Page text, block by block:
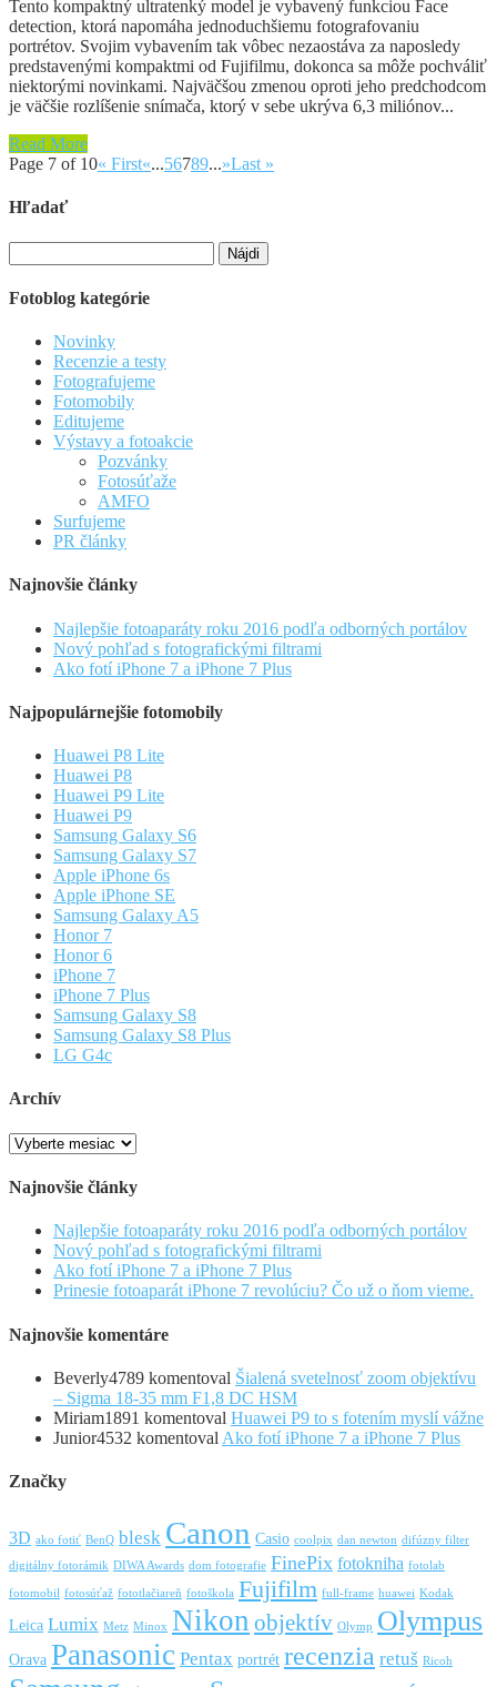
Tento kompaktný ultratenký model je vybavený funkciou Face
detection, ktorá napomáha jednoduchšiemu fotografovaniu
portrétov. Svojim vybavením tak vôbec nezaostáva za naposledy
predstavenými kompaktmi od Fujifilmu, dokonca sa môže pochváliť
niektorými novinkami. Najväčšou zmenou oproti jeho predchodcom
je väčšie rozlíšenie snímača, ktorý v sebe ukrýva 6,3 miliónov...
Read More
Page 7 of 10« First«...56789...»Last »
Hľadať
Fotoblog kategórie
Novinky
Recenzie a testy
Fotografujeme
Fotomobily
Editujeme
Výstavy a fotoakcie
Pozvánky
Fotosúťaže
AMFO
Surfujeme
PR články
Najnovšie články
Najlepšie fotoaparáty roku 2016 podľa odborných portálov
Nový pohľad s fotografickými filtrami
Ako fotí iPhone 7 a iPhone 7 Plus
Najpopulárnejšie fotomobily
Huawei P8 Lite
Huawei P8
Huawei P9 Lite
Huawei P9
Samsung Galaxy S6
Samsung Galaxy S7
Apple iPhone 6s
Apple iPhone SE
Samsung Galaxy A5
Honor 7
Honor 6
iPhone 7
iPhone 7 Plus
Samsung Galaxy S8
Samsung Galaxy S8 Plus
LG G4c
Archív
Archív
Najnovšie články
Najlepšie fotoaparáty roku 2016 podľa odborných portálov
Nový pohľad s fotografickými filtrami
Ako fotí iPhone 7 a iPhone 7 Plus
Prinesie fotoaparát iPhone 7 revolúciu? Čo už o ňom vieme.
Najnovšie komentáre
Beverly4789 komentoval Šialená svetelnosť zoom objektívu
– Sigma 18-35 mm F1,8 DC HSM
Miriam1891 komentoval Huawei P9 to s fotením myslí vážne
Junior4532 komentoval Ako fotí iPhone 7 a iPhone 7 Plus
Značky
3D ako fotiť BenQ blesk Canon Casio coolpix dan newton difúzny filter
digitálny fotorámik DIWA Awards dom fotografie FinePix fotokniha fotolab
fotomobil fotosúťaž fototlačiareň fotoškola Fujifilm full-frame huawei Kodak
Leica Lumix Metz Minox Nikon objektív Olymp Olympus
Orava Panasonic Pentax portrét recenzia retuš Ricoh